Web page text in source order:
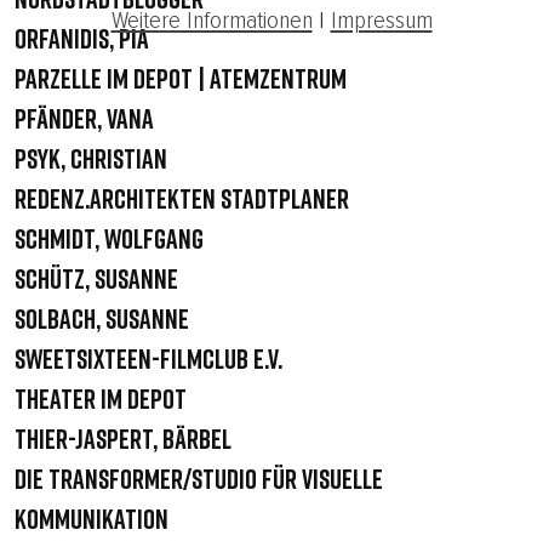
Orfanidis, Pia
Parzelle im Depot | Atemzentrum
Pfänder, Vana
Psyk, Christian
Redenz.Architekten Stadtplaner
Schmidt, Wolfgang
Schütz, Susanne
Solbach, Susanne
sweetSixteen-filmclub e.V.
Theater im Depot
Thier-Jaspert, Bärbel
Die Transformer/Studio für visuelle
Kommunikation
Weitere Informationen | Impressum